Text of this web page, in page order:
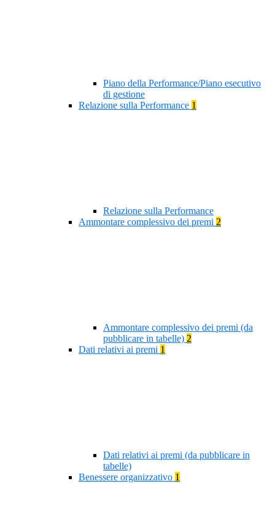
Piano della Performance/Piano esecutivo
di gestione
Relazione sulla Performance 1
Relazione sulla Performance
Ammontare complessivo dei premi 2
Ammontare complessivo dei premi (da
pubblicare in tabelle) 2
Dati relativi ai premi 1
Dati relativi ai premi (da pubblicare in
tabelle)
Benessere organizzativo 1